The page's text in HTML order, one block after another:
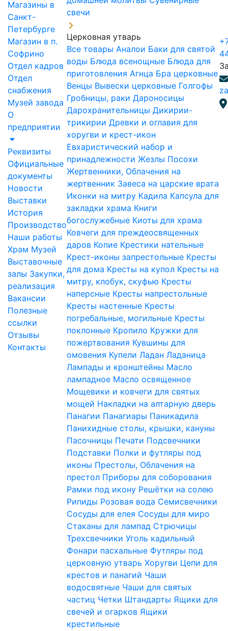
Магазины в
Санкт-
Петербурге
Магазин в п.
Софрино
Отдел кадров
Отдел
снабжения
Музей завода
О
предприятии
Реквизиты
Официальные
документы
Новости
Выставки
История
Производство
Наши работы
Храм Музей
Выставочные
залы Закупки,
реализация
Вакансии
Полезные
ссылки
Отзывы
Контакты
свечи
Церковная утварь
Все товары Аналои Баки для святой
воды Блюда всенощные Блюда для
приготовления Агнца Бра церковные
Венцы Вывески церковные Голгофы
Гробницы, раки Дароносицы
Дарохранительницы Дикирии-
трикирии Древки и оглавия для
хоругви и крест-икон
Евхаристический набор и
принадлежности Жезлы Посохи
Жертвенники, Облачения на
жертвенник Завеса на царские врата
Иконки на митру Кадила Капсула для
закладки храма Книги
богослужебные Киоты для храма
Ковчеги для преждеосвященных
даров Копие Крестики нательные
Крест-иконы запрестольные Кресты
для дома Кресты на купол Кресты на
митру, клобук, скуфью Кресты
наперсные Кресты напрестольные
Кресты настенные Кресты
погребальные, могильные Кресты
поклонные Кропило Кружки для
пожертвования Кувшины для
омовения Купели Ладан Ладаница
Лампады и кронштейны Масло
лампадное Масло освященное
Мощевики и ковчеги для святых
мощей Накладки на алтарную дверь
Панагии Панагиары Паникадила
Панихидные столы, крышки, кануны
Пасочницы Печати Подсвечники
Подставки Полки и футляры под
иконы Престолы, Облачения на
престол Приборы для соборования
Рамки под икону Решётки на солею
Рипиды Розовая вода Семисвечники
Сосуды для елея Сосуды для миро
Стаканы для лампад Стрючицы
Трехсвечники Уголь кадильный
Фонари пасхальные Футляры под
церковную утварь Хоругви Цепи для
крестов и панагий Чаши
водосвятные Чаши для святых
частиц Четки Штандарты Ящики для
свечей и огарков Ящики
крестильные